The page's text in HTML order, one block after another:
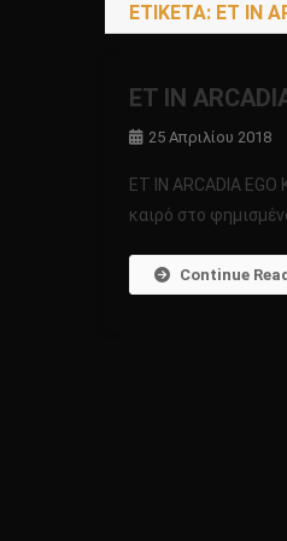
ΕΤΙΚΈΤΑ: ΕΤ IN
ΕΤ IN
25 Απριλίου 2018
ΕΤ IN ARCADIA
καιρό στο
Continue